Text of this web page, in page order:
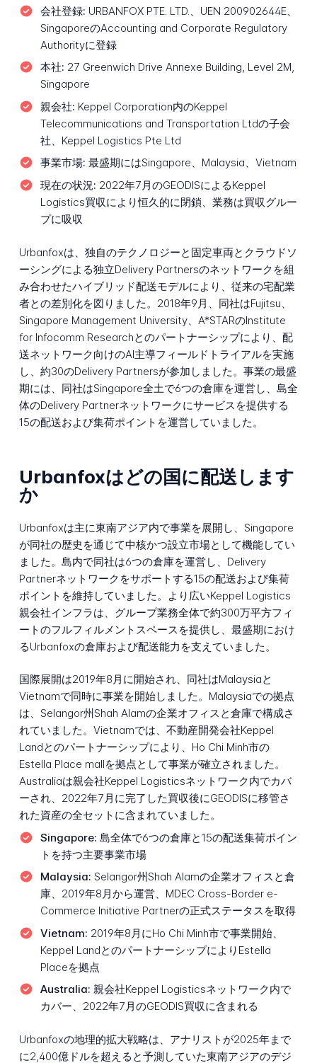
会社登録: URBANFOX PTE. LTD.、UEN 200902644E、
SingaporeのAccounting and Corporate Regulatory
Authorityに登録
本社: 27 Greenwich Drive Annexe Building, Level 2M,
Singapore
親会社: Keppel Corporation内のKeppel
Telecommunications and Transportation Ltdの子会
社、Keppel Logistics Pte Ltd
事業市場: 最盛期にはSingapore、Malaysia、Vietnam
現在の状況: 2022年7月のGEODISによるKeppel
Logistics買収により恒久的に閉鎖、業務は買収グルー
プに吸収
Urbanfoxは、独自のテクノロジーと固定車両とクラウドソ
ーシングによる独立Delivery Partnersのネットワークを組
み合わせたハイブリッド配送モデルにより、従来の宅配業
者との差別化を図りました。2018年9月、同社はFujitsu、
Singapore Management University、A*STARのInstitute
for Infocomm Researchとのパートナーシップにより、配
送ネットワーク向けのAI主導フィールドトライアルを実施
し、約30のDelivery Partnersが参加しました。事業の最盛
期には、同社はSingapore全土で6つの倉庫を運営し、島全
体のDelivery Partnerネットワークにサービスを提供する
15の配送および集荷ポイントを運営していました。
Urbanfoxはどの国に配送します
か
Urbanfoxは主に東南アジア内で事業を展開し、Singapore
が同社の歴史を通じて中核かつ設立市場として機能してい
ました。島内で同社は6つの倉庫を運営し、Delivery
Partnerネットワークをサポートする15の配送および集荷
ポイントを維持していました。より広いKeppel Logistics
親会社インフラは、グループ業務全体で約300万平方フィ
ートのフルフィルメントスペースを提供し、最盛期におけ
るUrbanfoxの倉庫および配送能力を支えていました。
国際展開は2019年8月に開始され、同社はMalaysiaと
Vietnamで同時に事業を開始しました。Malaysiaでの拠点
は、Selangor州Shah Alamの企業オフィスと倉庫で構成さ
れていました。Vietnamでは、不動産開発会社Keppel
Landとのパートナーシップにより、Ho Chi Minh市の
Estella Place mallを拠点として事業が確立されました。
Australiaは親会社Keppel Logisticsネットワーク内でカバ
ーされ、2022年7月に完了した買収後にGEODISに移管さ
れた資産の全セットに含まれていました。
Singapore: 島全体で6つの倉庫と15の配送集荷ポイン
トを持つ主要事業市場
Malaysia: Selangor州Shah Alamの企業オフィスと倉
庫、2019年8月から運営、MDEC Cross-Border e-
Commerce Initiative Partnerの正式ステータスを取得
Vietnam: 2019年8月にHo Chi Minh市で事業開始、
Keppel LandとのパートナーシップによりEstella
Placeを拠点
Australia: 親会社Keppel Logisticsネットワーク内で
カバー、2022年7月のGEODIS買収に含まれる
Urbanfoxの地理的拡大戦略は、アナリストが2025年まで
に2,400億ドルを超えると予測していた東南アジアのデジ